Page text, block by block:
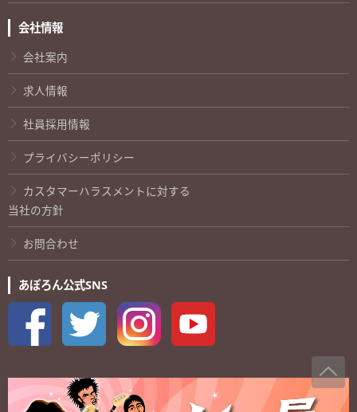
会社情報
会社案内
求人情報
社員採用情報
プライバシーポリシー
カスタマーハラスメントに対する
当社の方針
お問合わせ
あぽろん公式SNS